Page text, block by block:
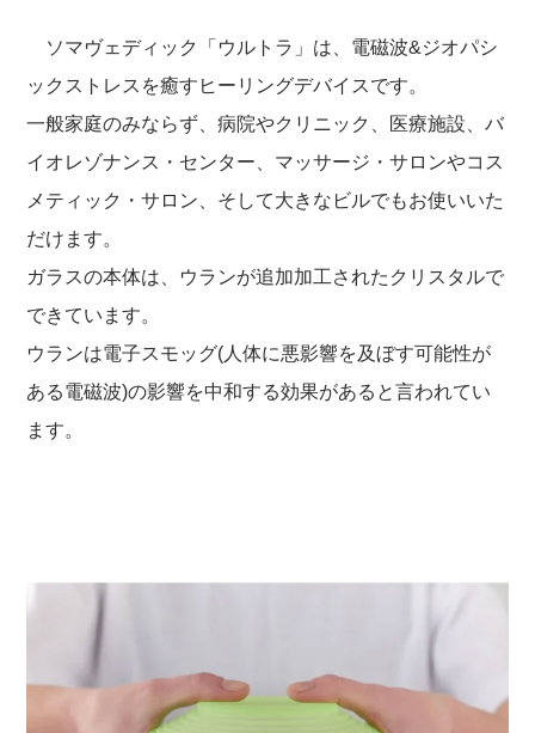
必須
必須
プライバシーポリシーをご確認ください。
ソマヴェディック「ウルトラ」は、電磁波&ジオパシ
ックストレスを癒すヒーリングデバイスです。
一般家庭のみならず、病院やクリニック、医療施設、バ
イオレゾナンス・センター、マッサージ・サロンやコス
メティック・サロン、そして大きなビルでもお使いいた
だけます。
ガラスの本体は、ウランが追加加工されたクリスタルで
できています。
ウランは電子スモッグ(人体に悪影響を及ぼす可能性が
ある電磁波)の影響を中和する効果があると言われてい
ます。